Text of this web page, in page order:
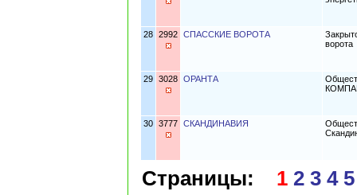
28 2992 СПАССКИЕ ВОРОТА
ворота
29 3028 ОРАНТА
30 3777 СКАНДИНАВИЯ
Страницы: 1 2 3 4 5